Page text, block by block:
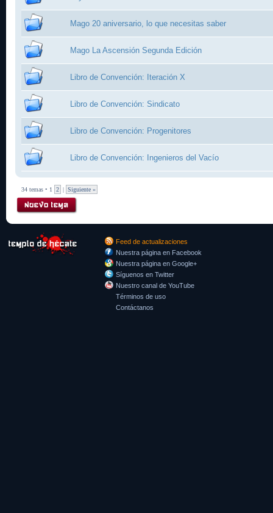
Mago 20 aniversario, lo que necesitas saber
Mago La Ascensión Segunda Edición
Libro de Convención: Iteración X
Libro de Convención: Sindicato
Libro de Convención: Progenitores
Libro de Convención: Ingenieros del Vacío
34 temas • 1 2 | Siguiente »
Feed de actualizaciones
Nuestra página en Facebook
Nuestra página en Google+
Síguenos en Twitter
Nuestro canal de YouTube
Términos de uso
Contáctanos